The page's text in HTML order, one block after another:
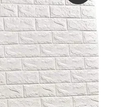
LIRE LA SUITE